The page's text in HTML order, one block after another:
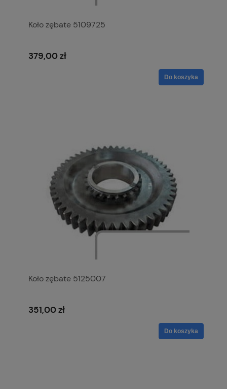
Koło zębate 5109725
379,00 zł
Do koszyka
Koło zębate 5125007
351,00 zł
Do koszyka